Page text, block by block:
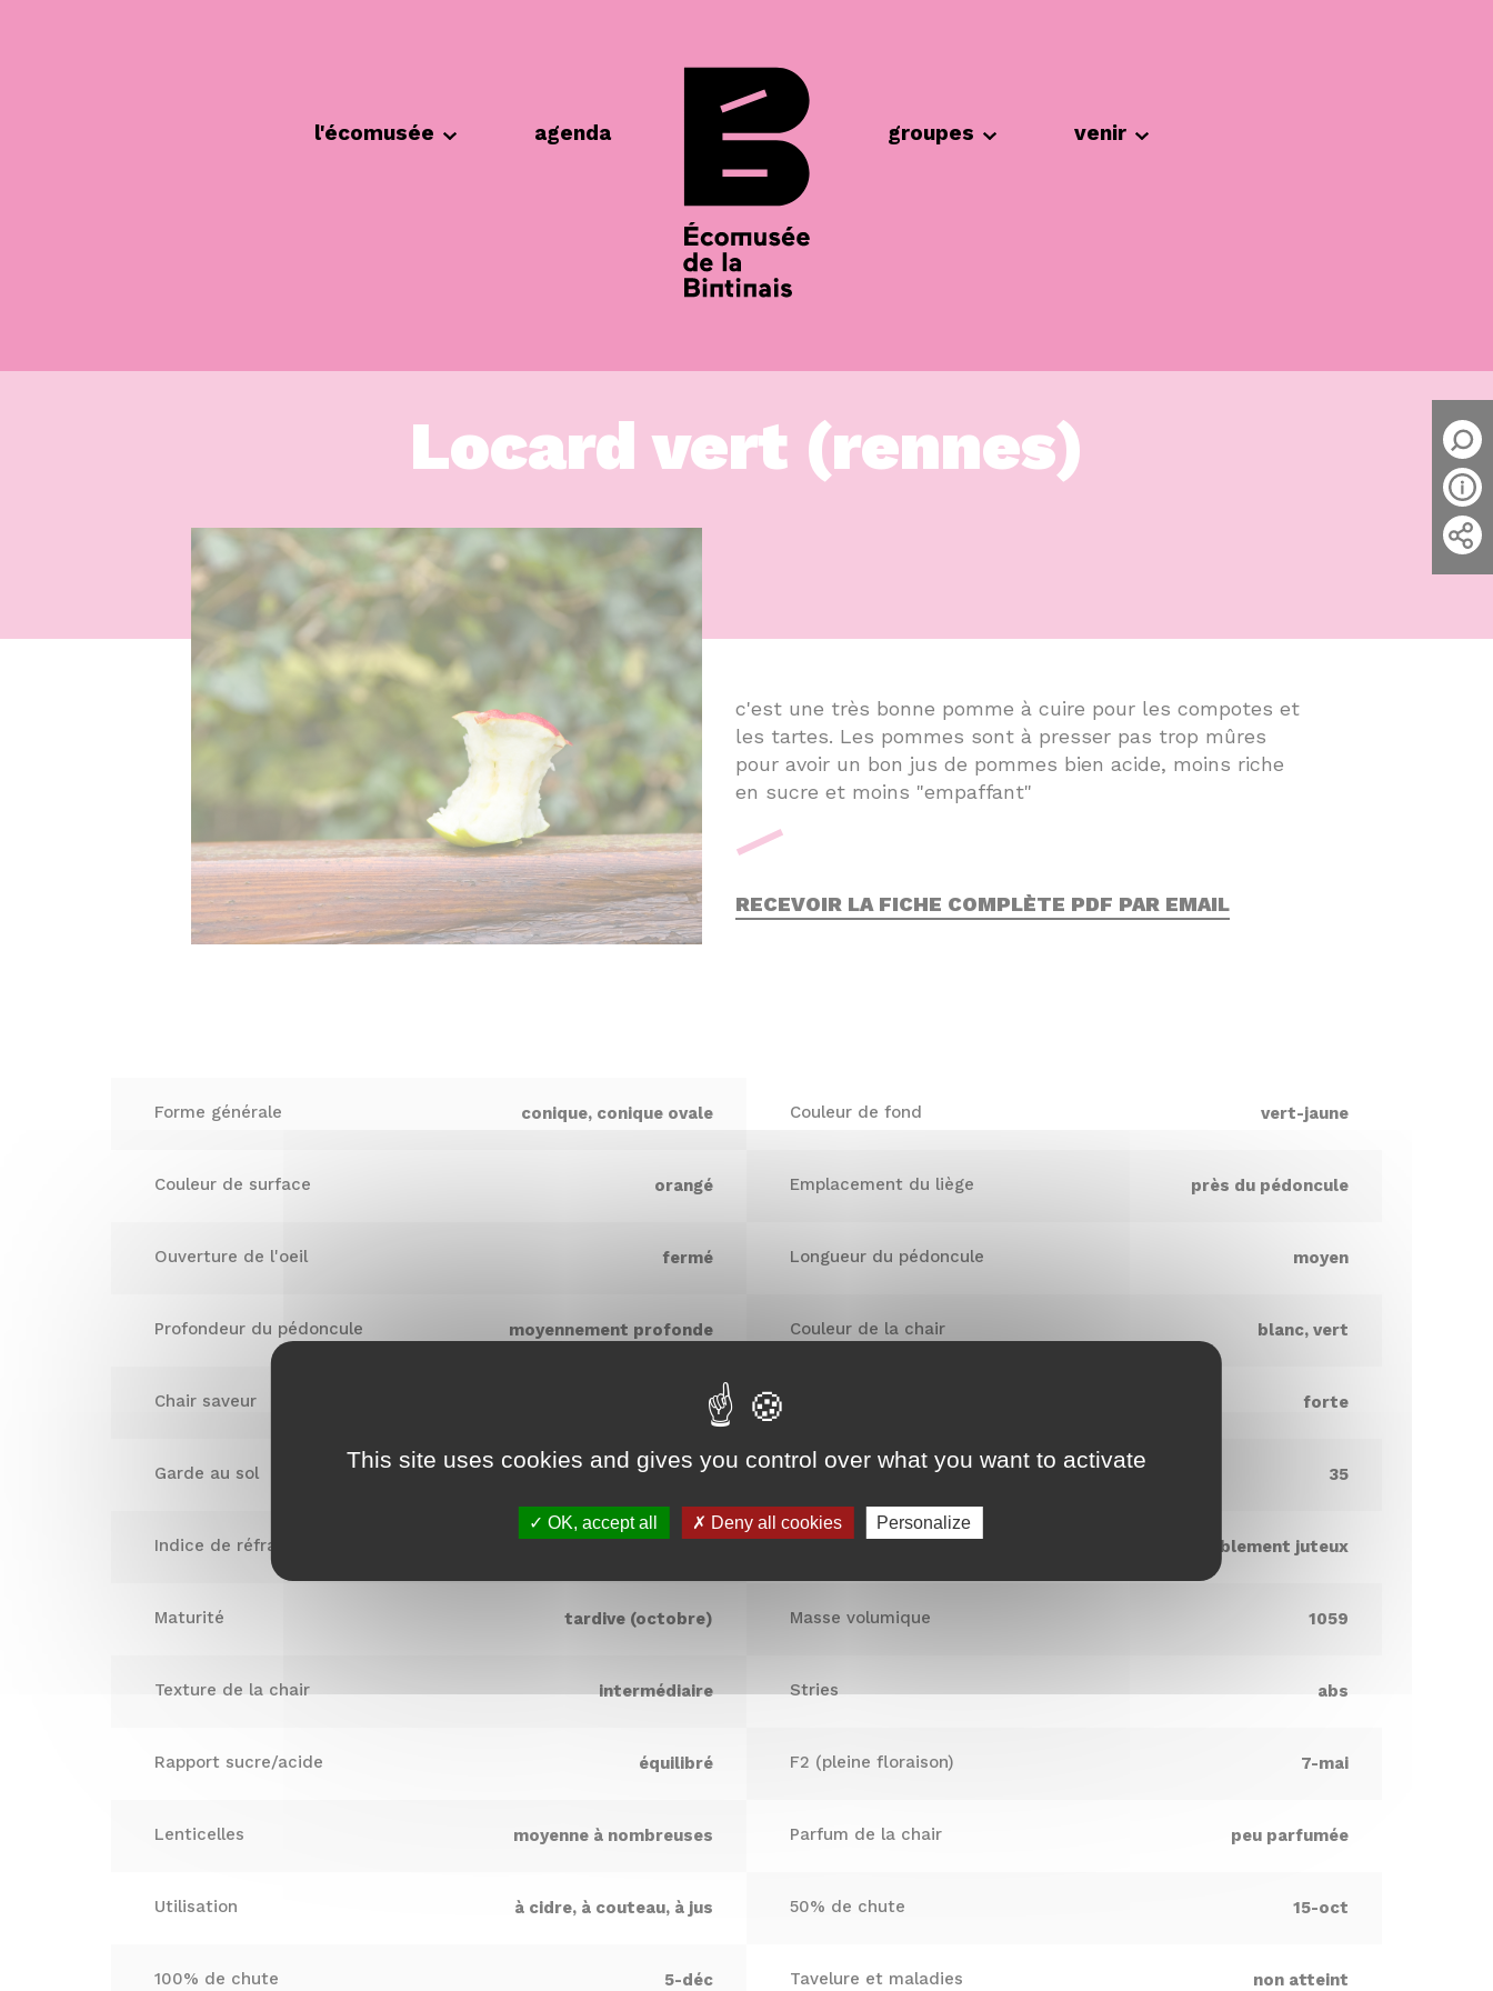
l'écomusée agenda groupes venir
Locard vert (rennes)
c'est une très bonne pomme à cuire pour les compotes et
les tartes. Les pommes sont à presser pas trop mûres
pour avoir un bon jus de pommes bien acide, moins riche
en sucre et moins "empaffant"
RECEVOIR LA FICHE COMPLÈTE PDF PAR EMAIL
Forme générale conique, conique ovale Couleur de fond vert-jaune
Couleur de surface orangé Emplacement du liège près du pédoncule
Ouverture de l'oeil fermé Longueur du pédoncule moyen
Profondeur du pédoncule moyennement profonde Couleur de la chair blanc, vert
Chair saveur douce forte
Garde au sol longue Diamètre de la couronne 35
Indice de réfraction Jutosité faiblement juteux
Maturité tardive (octobre) Masse volumique 1059
Texture de la chair intermédiaire Stries abs
Rapport sucre/acide équilibré F2 (pleine floraison) 7-mai
Lenticelles moyenne à nombreuses Parfum de la chair peu parfumée
Utilisation à cidre, à couteau, à jus 50% de chute 15-oct
100% de chute 5-déc Tavelure et maladies non atteint
Prénom Nom
E-
mail
This site uses cookies and gives you control over what you want to activate
OK, accept all Deny all cookies Personalize